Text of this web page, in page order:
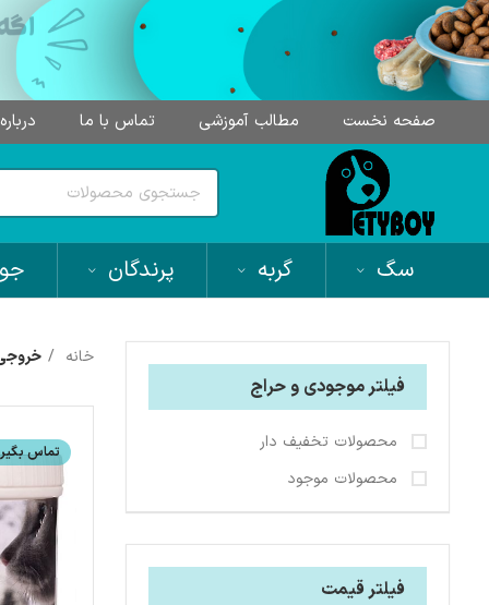
صفحه نخست مطالب آموزشی تماس با ما
سگ گربه پرندگان
فیلتر موجودی و حراج
محصولات تخفیف دار
محصولات موجود
فیلتر قیمت
خانه
تماس